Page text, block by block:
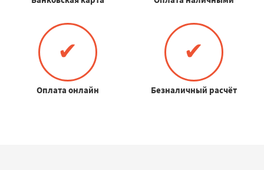
✔
Оплата онлайн
✔
Безналичный расчёт